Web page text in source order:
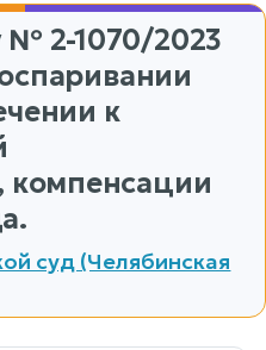
№ 2-1070/2023
к
компенсации
суд (Челябинская